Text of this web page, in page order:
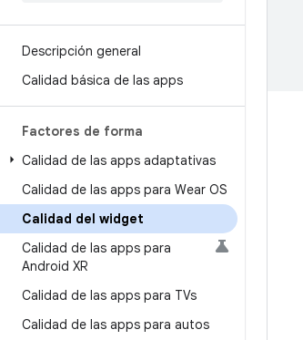
Descripción general
Calidad básica de las apps
Factores de forma
Calidad de las apps adaptativas
Calidad de las apps para Wear OS
Calidad del widget
Calidad de las apps para
Android XR
Calidad de las apps para TVs
Calidad de las apps para autos